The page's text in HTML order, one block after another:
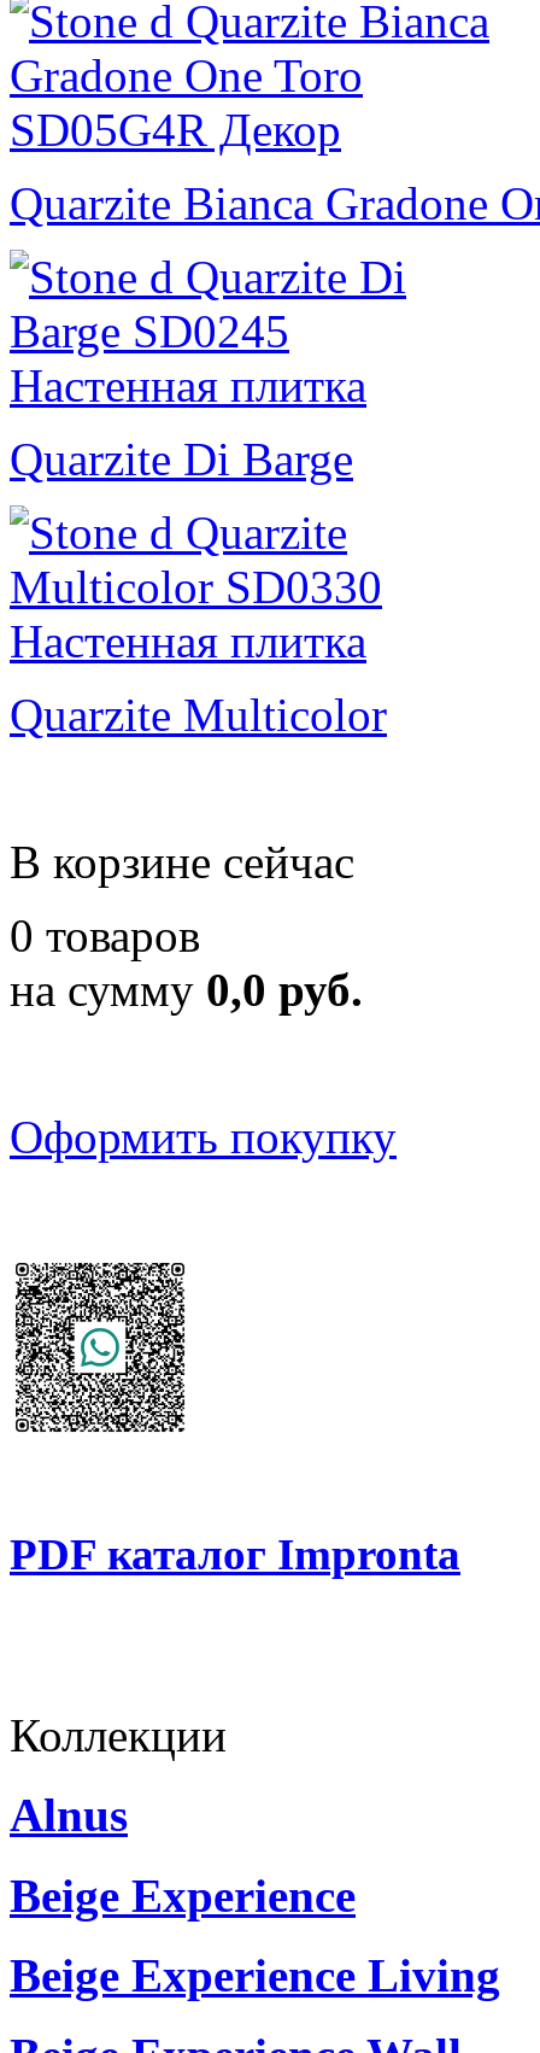
Quarzite Bianca Gradone
Quarzite Di Barge
Quarzite Multicolor
В корзине сейчас
0 товаров
на сумму 0,0 руб.
Оформить покупку
PDF каталог Impronta
Коллекции
Alnus
Beige Experience
Beige Experience Living